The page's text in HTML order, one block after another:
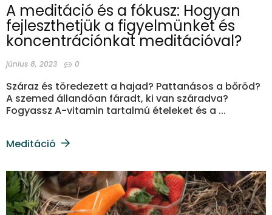
A meditáció és a fókusz: Hogyan
fejleszthetjük a figyelmünket és
koncentrációnkat meditációval?
június 8, 2023 0
Száraz és töredezett a hajad? Pattanásos a bőröd?
A szemed állandóan fáradt, ki van száradva?
Fogyassz A-vitamin tartalmú ételeket és a ...
Meditáció